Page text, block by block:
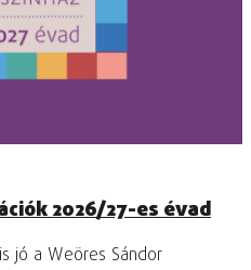
2026/27-es évad
jó a Weöres Sándor